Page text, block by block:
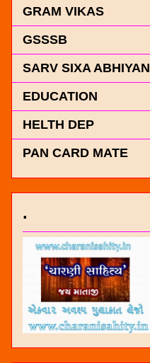
GRAM VIKAS
GSSSB
SARV SIXA ABHIYAN
EDUCATION
HELTH DEP
PAN CARD MATE
.